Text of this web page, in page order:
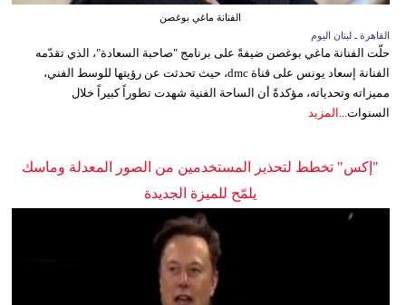
الفنانة ماغي بوغصن
القاهرة ـ لبنان اليوم
حلّت الفنانة ماغي بوغصن ضيفةً على برنامج "صاحبة السعادة"، الذي تقدّمه
الفنانة إسعاد يونس على قناة dmc، حيث تحدثت عن رؤيتها للوسط الفني،
مميزاته وتحدياته، مؤكدةً أن الساحة الفنية شهدت تطوراً كبيراً خلال
السنوات... المزيد
"إكس" تخطط لتحذير المستخدمين من الصور المعدلة وماسك
يلمّح للميزة الجديدة